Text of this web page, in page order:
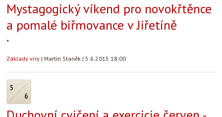
Mystagogický víkend pro novokřtěnce
a pomalé biřmovance v Jiřetíně
*
Základy víry | Martin Staněk | 5.6.2015 18:00
5
6